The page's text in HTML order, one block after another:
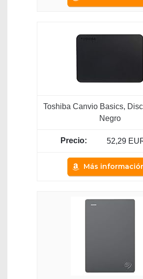
Toshiba Canvio Basics,
Negro
52,29
Más